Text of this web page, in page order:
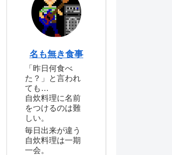
名も無き食事
「昨日何食べ
た？」と言われ
ても…
自炊料理に名前
をつけるのは難
しい。
毎日出来が違う
自炊料理は一期
一会。